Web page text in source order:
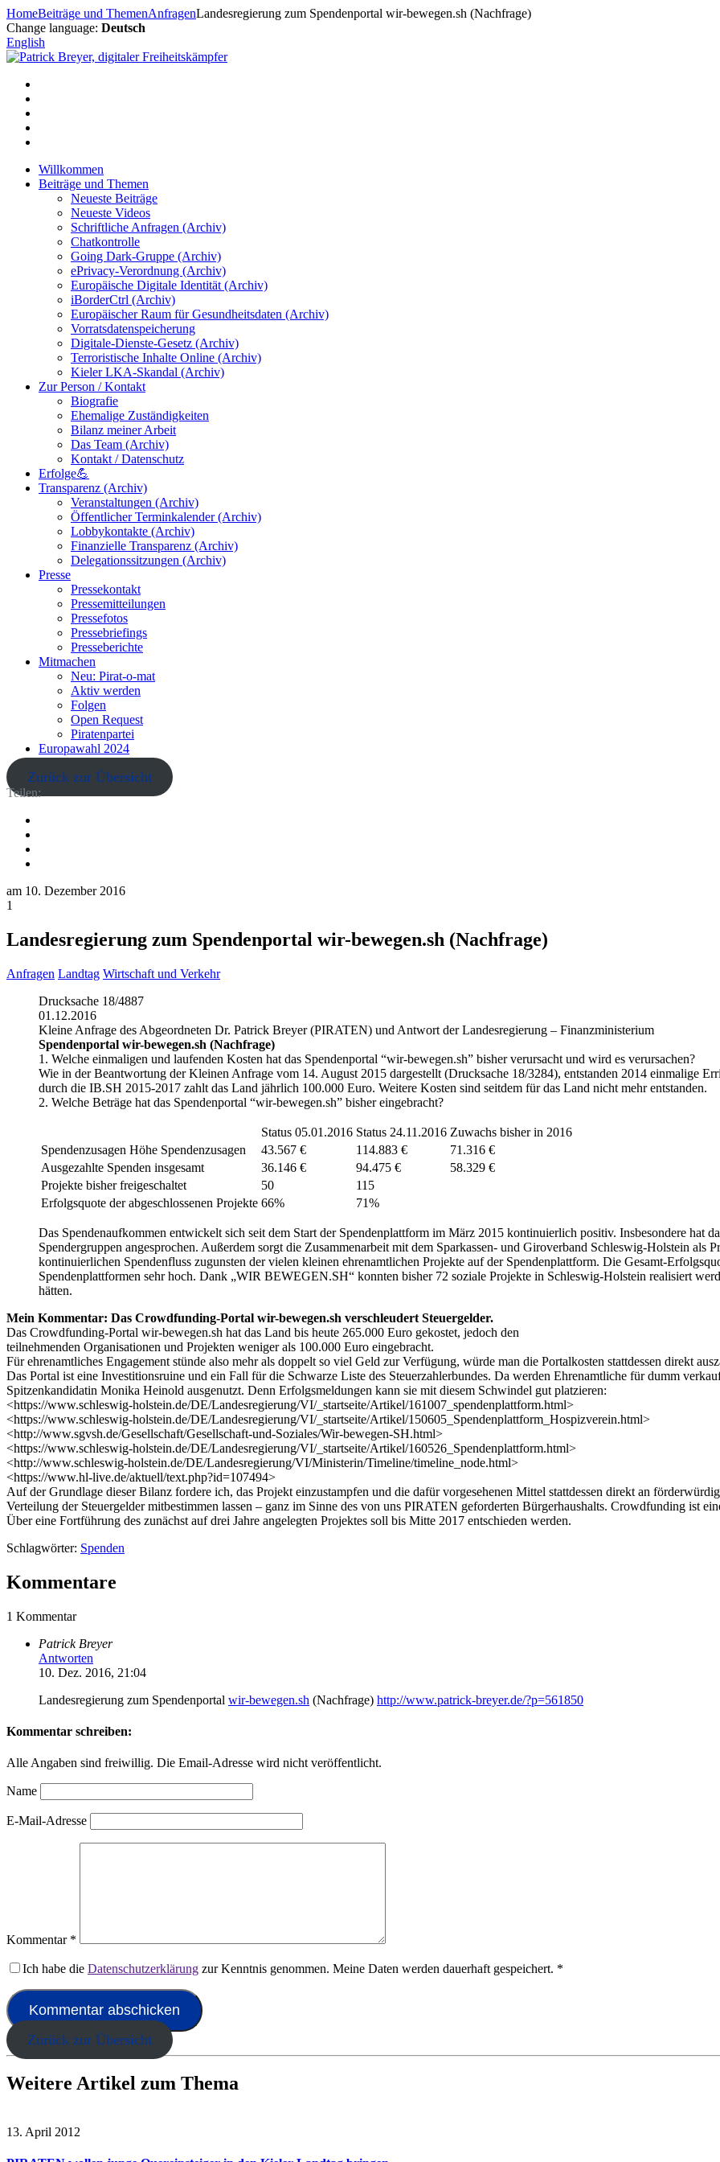
Zum
Inhalt
springen
HomeBeiträge und ThemenAnfragenLandesregierung zum Spendenportal wir-bewegen.sh (Nachfrage)
Change language: Deutsch
English
Willkommen
Beiträge und Themen
Neueste Beiträge
Neueste Videos
Schriftliche Anfragen (Archiv)
Chatkontrolle
Going Dark-Gruppe (Archiv)
ePrivacy-Verordnung (Archiv)
Europäische Digitale Identität (Archiv)
iBorderCtrl (Archiv)
Europäischer Raum für Gesundheitsdaten (Archiv)
Vorratsdatenspeicherung
Digitale-Dienste-Gesetz (Archiv)
Terroristische Inhalte Online (Archiv)
Kieler LKA-Skandal (Archiv)
Zur Person / Kontakt
Biografie
Ehemalige Zuständigkeiten
Bilanz meiner Arbeit
Das Team (Archiv)
Kontakt / Datenschutz
Erfolge💪
Transparenz (Archiv)
Veranstaltungen (Archiv)
Öffentlicher Terminkalender (Archiv)
Lobbykontakte (Archiv)
Finanzielle Transparenz (Archiv)
Delegationssitzungen (Archiv)
Presse
Pressekontakt
Pressemitteilungen
Pressefotos
Pressebriefings
Presseberichte
Mitmachen
Neu: Pirat-o-mat
Aktiv werden
Folgen
Open Request
Piratenpartei
Europawahl 2024
Zurück zur Übersicht
Teilen:
am 10. Dezember 2016
1
Landesregierung zum Spendenportal wir-bewegen.sh (Nachfrage)
Anfragen Landtag Wirtschaft und Verkehr
Drucksache 18/4887
01.12.2016
Kleine Anfrage des Abgeordneten Dr. Patrick Breyer (PIRATEN) und Antwort der Landesregierung – Finanzministerium
Spendenportal wir-bewegen.sh (Nachfrage)
1. Welche einmaligen und laufenden Kosten hat das Spendenportal “wir-bewegen.sh” bisher verursacht und wird es verursachen?
Wie in der Beantwortung der Kleinen Anfrage vom 14. August 2015 dargestellt (Drucksache 18/3284), entstanden 2014 einmalige
durch die IB.SH 2015-2017 zahlt das Land jährlich 100.000 Euro. Weitere Kosten sind seitdem für das Land nicht mehr entstanden.
2. Welche Beträge hat das Spendenportal “wir-bewegen.sh” bisher eingebracht?
Status 05.01.2016 Status 24.11.2016 Zuwachs bisher in 2016
Spendenzusagen Höhe Spendenzusagen
43.567 € 114.883 €
71.316 €
Ausgezahlte Spenden insgesamt
36.146 € 94.475 €
58.329 €
Projekte bisher freigeschaltet
50
115
Erfolgsquote der abgeschlossenen Projekte 66% 71%
Das Spendenaufkommen entwickelt sich seit dem Start der Spendenplattform im März 2015 kontinuierlich positiv. Insbesondere hat
Spendergruppen angesprochen. Außerdem sorgt die Zusammenarbeit mit dem Sparkassen- und Giroverband Schleswig-Holstein als
kontinuierlichen Spendenfluss zugunsten der vielen kleinen ehrenamtlichen Projekte auf der Spendenplattform. Die Gesamt-
Spendenplattformen sehr hoch. Dank „WIR BEWEGEN.SH“ konnten bisher 72 soziale Projekte in Schleswig-Holstein realisiert
hätten.
Mein Kommentar: Das Crowdfunding-Portal wir-bewegen.sh verschleudert Steuergelder.
Das Crowdfunding-Portal wir-bewegen.sh hat das Land bis heute 265.000 Euro gekostet, jedoch den
teilnehmenden Organisationen und Projekten weniger als 100.000 Euro eingebracht.
Für ehrenamtliches Engagement stünde also mehr als doppelt so viel Geld zur Verfügung, würde man die Portalkosten stattdessen direkt
Das Portal ist eine Investitionsruine und ein Fall für die Schwarze Liste des Steuerzahlerbundes. Da werden Ehrenamtliche für dumm
Spitzenkandidatin Monika Heinold ausgenutzt. Denn Erfolgsmeldungen kann sie mit diesem Schwindel gut platzieren:
<https://www.schleswig-holstein.de/DE/Landesregierung/VI/_startseite/Artikel/161007_spendenplattform.html>
<https://www.schleswig-holstein.de/DE/Landesregierung/VI/_startseite/Artikel/150605_Spendenplattform_Hospizverein.html>
<http://www.sgvsh.de/Gesellschaft/Gesellschaft-und-Soziales/Wir-bewegen-SH.html>
<https://www.schleswig-holstein.de/DE/Landesregierung/VI/_startseite/Artikel/160526_Spendenplattform.html>
<http://www.schleswig-holstein.de/DE/Landesregierung/VI/Ministerin/Timeline/timeline_node.html>
<https://www.hl-live.de/aktuell/text.php?id=107494>
Auf der Grundlage dieser Bilanz fordere ich, das Projekt einzustampfen und die dafür vorgesehenen Mittel stattdessen direkt an
Verteilung der Steuergelder mitbestimmen lassen – ganz im Sinne des von uns PIRATEN geforderten Bürgerhaushalts. Crowdfunding ist
Über eine Fortführung des zunächst auf drei Jahre angelegten Projektes soll bis Mitte 2017 entschieden werden.
Schlagwörter: Spenden
Kommentare
1 Kommentar
Patrick Breyer
Antworten
10. Dez. 2016, 21:04
Landesregierung zum Spendenportal wir-bewegen.sh (Nachfrage) http://www.patrick-breyer.de/?p=561850
Kommentar schreiben:
Alle Angaben sind freiwillig. Die Email-Adresse wird nicht veröffentlicht.
Name
E-Mail-Adresse
Kommentar *
Ich habe die Datenschutzerklärung zur Kenntnis genommen. Meine Daten werden dauerhaft gespeichert. *
Zurück zur Übersicht
Weitere Artikel zum Thema
13. April 2012